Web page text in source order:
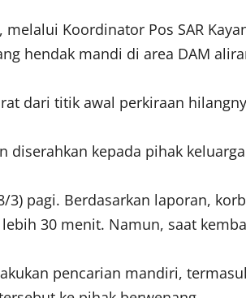
Koordinator Pos SAR
hendak mandi di area DAM
dari titik awal perkiraan
diserahkan kepada pihak
pagi. Berdasarkan laporan,
30 menit. Namun, saat
pencarian mandiri,